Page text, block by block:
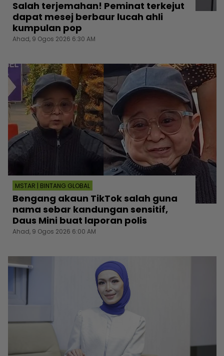
Salah terjemahan! Peminat terkejut
dapat mesej berbaur lucah ahli
kumpulan pop
Ahad, 9 Ogos 2026 6:30 AM
MSTAR | BINTANG GLOBAL
Bengang akaun TikTok salah guna
nama sebar kandungan sensitif,
Daus Mini buat laporan polis
Ahad, 9 Ogos 2026 6:00 AM